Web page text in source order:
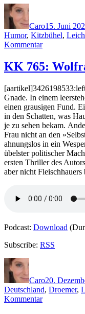
Autor
Caro15. Juni
Humor, Kitzbühel,
Kommentarzu
Tatjana
Kruse
Leichen,
die
auf
Kühe
starren
KK 765:
Gnade. In einem
einen grausigen Fund.
in den Schatten, was
je zu sehen bekam.
Frau nicht an den
ahnungslos in ein
übelster politischer
ersten Thriller des
aber nicht Fleischhauers
Podcast: Download
Subscribe: RSS
Autor
Caro20.
Deutschland, Droemer,
Kommentarzu